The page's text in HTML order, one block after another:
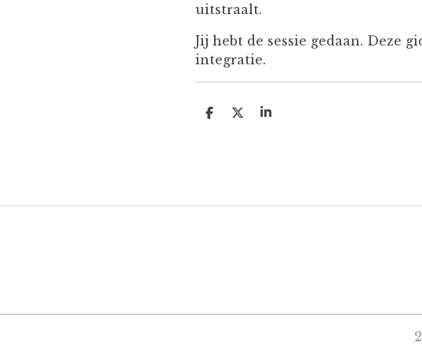
uitstraalt.
Jij hebt de sessie gedaan. Deze
integratie.
D
D
S